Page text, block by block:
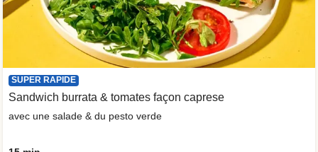
SUPER RAPIDE
Sandwich burrata & tomates façon caprese
avec une salade & du pesto verde